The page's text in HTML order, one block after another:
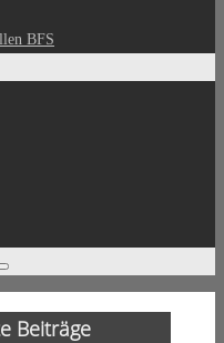
BFS
Suchen
Beiträge